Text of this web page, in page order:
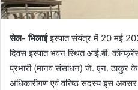
सेल- भिलाईइस्पात संयंत्र में 20 मई
दिवस इस्पात भवन स्थित आई.बी.
प्रभारी (मानव संसाधन) जे. एन. ठाकुर के
अधिकारीगण एवं वरिष्ठ सदस्य इस अवसर